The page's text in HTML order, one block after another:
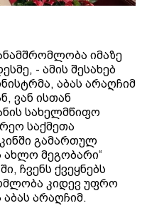
იმაზე
- ამის შესახებ
აბას არაღჩიმ
ვან ისთან
სახელმწიფო
საქმეთა
გამართულ
ახლო მეგობარი“
ჩვენს ქვეყნებს
კიდევ უფრო
არაღჩიმ.